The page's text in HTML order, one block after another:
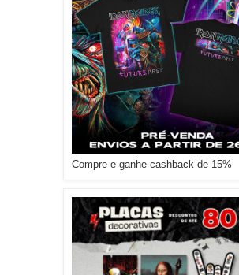
Compre e ganhe cashback de 15%